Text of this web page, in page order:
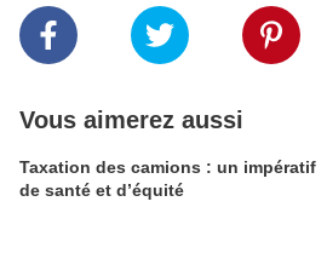
Vous aimerez aussi
Taxation des camions : un impératif
de santé et d’équité